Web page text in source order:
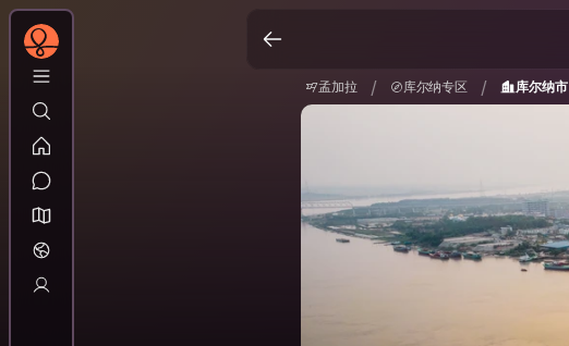
孟加拉 / 库尔纳专区 / 库尔纳市